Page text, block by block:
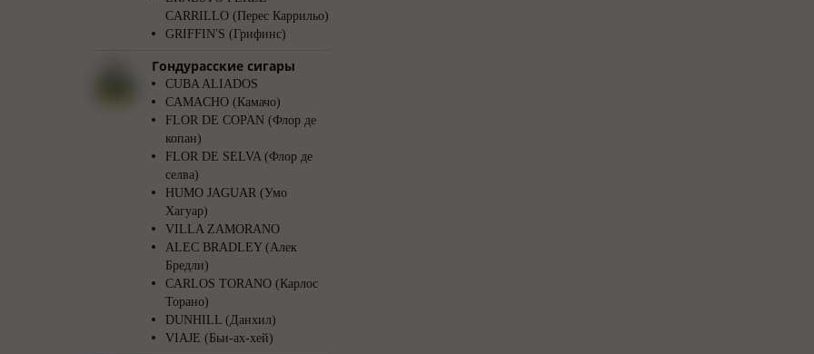
CARRILLO (Перес Каррильо)
GRIFFIN′S (Грифинс)
Гондурасские сигары
CUBA ALIADOS
CAMACHO (Камачо)
FLOR DE COPAN (Флор де
копан)
FLOR DE SELVA (Флор де
селва)
HUMO JAGUAR (Умо
Хагуар)
VILLA ZAMORANO
ALEC BRADLEY (Алек
Бредли)
CARLOS TORANO (Карлос
Торано)
DUNHILL (Данхил)
VIAJE (Бьи-ах-хей)